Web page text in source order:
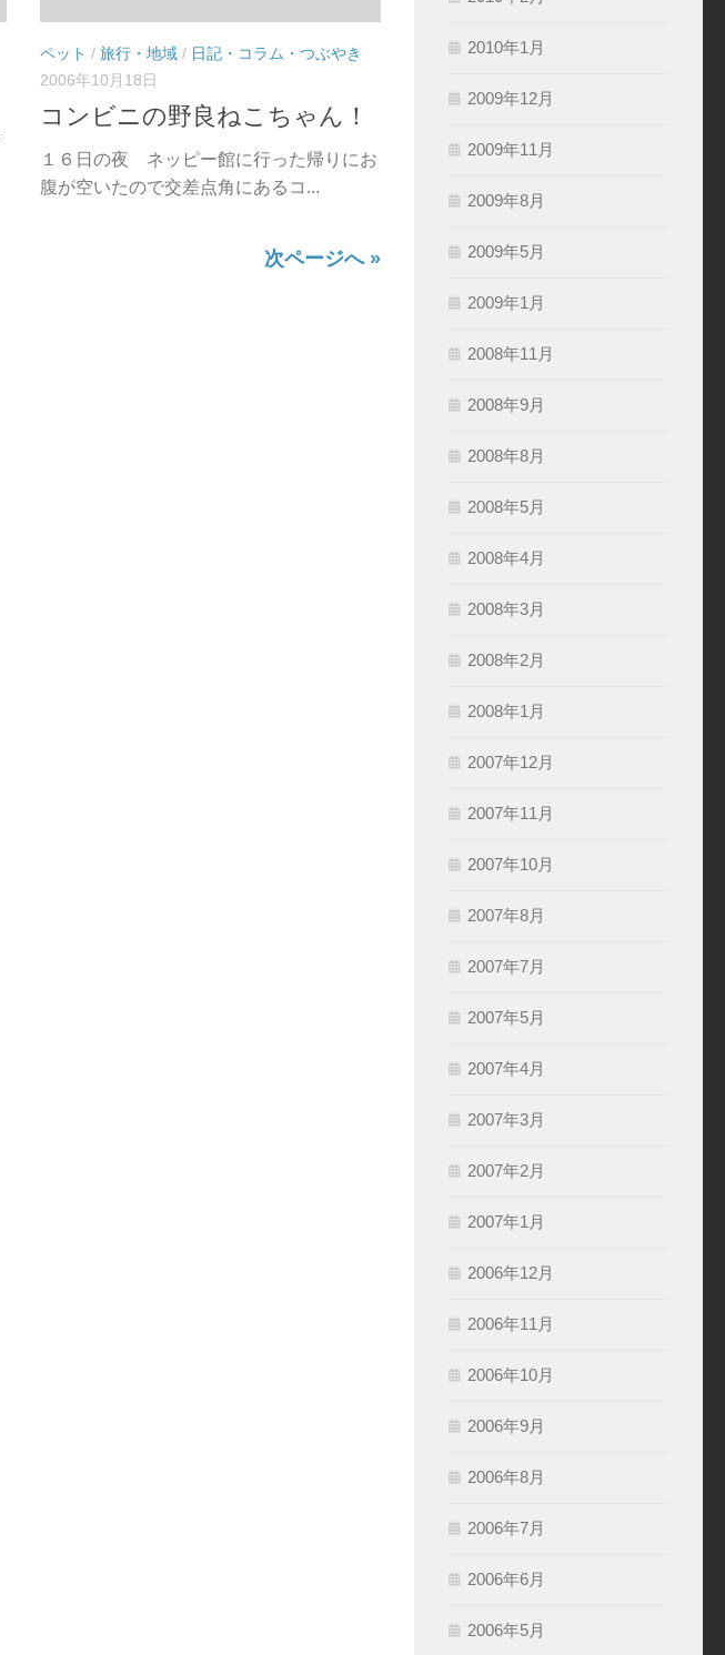
ペット / 旅行・地域 / 日記・コラム・つぶやき
2006年10月18日
コンビニの野良ねこちゃん！
１６日の夜 ネッピー館に行った帰りにお
腹が空いたので交差点角にあるコ...
次ページへ »
2010年1月
2009年12月
2009年11月
2009年8月
2009年5月
2009年1月
2008年11月
2008年9月
2008年8月
2008年5月
2008年4月
2008年3月
2008年2月
2008年1月
2007年12月
2007年11月
2007年10月
2007年8月
2007年7月
2007年5月
2007年4月
2007年3月
2007年2月
2007年1月
2006年12月
2006年11月
2006年10月
2006年9月
2006年8月
2006年7月
2006年6月
2006年5月